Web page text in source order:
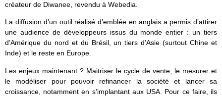
créateur de Diwanee, revendu à Webedia.
La diffusion d’un outil réalisé d’emblée en anglais a permis d’attirer
une audience de développeurs issus du monde entier : un tiers
d’Amérique du nord et du Brésil, un tiers d’Asie (surtout Chine et
Inde) et le reste en Europe.
Les enjeux maintenant ? Maitriser le cycle de vente, le mesurer et
le modéliser pour pouvoir refinancer la société et lancer sa
croissance, notamment en s’implantant aux USA. Pour ce faire, ils